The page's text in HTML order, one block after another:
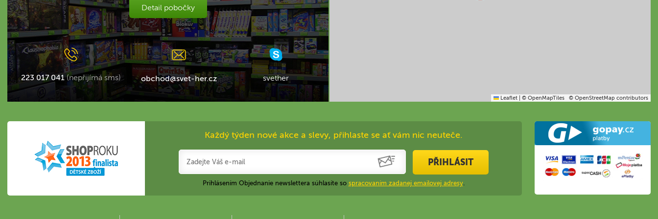
Detail pobočky
223 017 041 (nepřijímá sms) obchod@svet-her.cz svether
Leaflet © OpenMapTiles © OpenStreetMap contributors
Každý týden nové akce a slevy, přihlaste se ať vám nic neuteče.
PŘIHLÁSIT
Prihlásením Objednanie newslettera súhlasíte so spracovaním zadanej emailovej adresy.